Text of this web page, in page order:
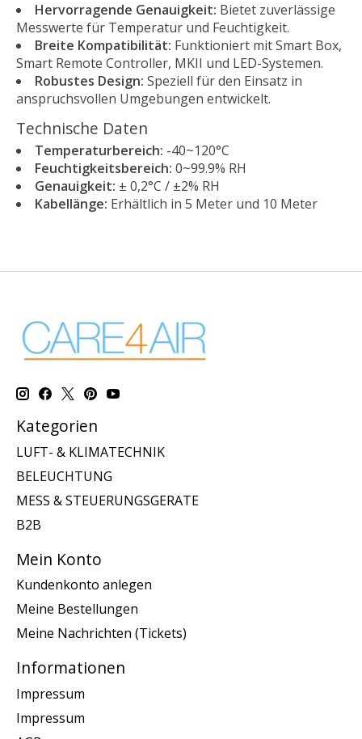
Hervorragende Genauigkeit: Bietet zuverlässige
Messwerte für Temperatur und Feuchtigkeit.
Breite Kompatibilität: Funktioniert mit Smart Box,
Smart Remote Controller, MKII und LED-Systemen.
Robustes Design: Speziell für den Einsatz in
anspruchsvollen Umgebungen entwickelt.
Technische Daten
Temperaturbereich: -40~120°C
Feuchtigkeitsbereich: 0~99.9% RH
Genauigkeit: ± 0,2°C / ±2% RH
Kabellänge: Erhältlich in 5 Meter und 10 Meter
Kategorien
LUFT- & KLIMATECHNIK
BELEUCHTUNG
MESS & STEUERUNGSGERATE
B2B
Mein Konto
Kundenkonto anlegen
Meine Bestellungen
Meine Nachrichten (Tickets)
Informationen
Impressum
Impressum